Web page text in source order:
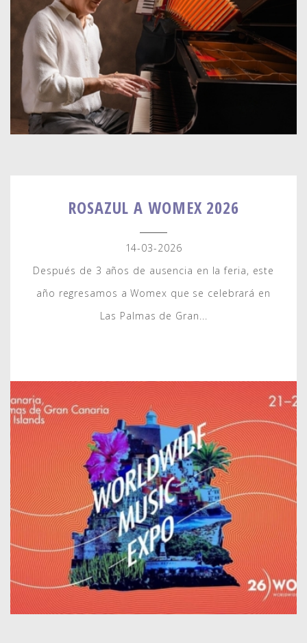
ROSAZUL A WOMEX 2026
14-03-2026
Después de 3 años de ausencia en la feria, este
año regresamos a Womex que se celebrará en
Las Palmas de Gran...